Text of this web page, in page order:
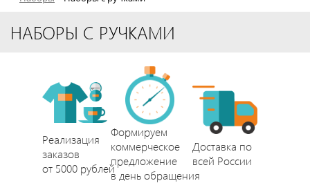
НАБОРЫ С РУЧКАМИ
Реализация
заказов
от 5000 рублей
Формируем
коммерческое
предложение
в день обращения
Доставка по
всей России